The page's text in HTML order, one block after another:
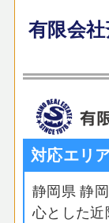
有限会
対応エリ
静岡県 静
心とした近